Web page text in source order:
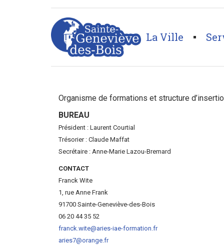
La Ville
Organisme de formations et structure
BUREAU
Président : Laurent Courtial
Trésorier : Claude Maffat
Secrétaire : Anne-Marie Lazou-Bremard
CONTACT
Franck Wite
1, rue Anne Frank
91700 Sainte-Geneviève-des-Bois
06 20 44 35 52
franck.wite@aries-iae-formation.fr
aries7@orange.fr